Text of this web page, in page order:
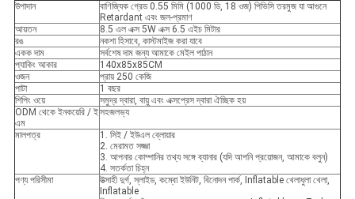
উপাদান
বাণিজ্যিক গ্রেড 0.55 মিমি (1000 ডি, 18 ওজ) পিভিসি তরমুজ যা আগুনে
Retardant এবং জল-প্রমাণ
আয়তন
8.5 এল এক্স 5W এক্স 6.5 এইচ মিটার
রঙ
নকশা হিসাবে, কাস্টমাইজ করা যাবে
একক দাম
সর্বশেষ দাম জন্য আমাকে মেইল ​​পাঠান
প্যাকিং আকার
140x85x85CM
ওজন
প্রায় 250 কেজি
পাটা
1 বছর
শিপিং ওয়ে
সমুদ্র দ্বারা, বায়ু এবং এক্সপ্রেস দ্বারা ঐচ্ছিক হয়
ODM থেকে ইনকয়েরি / ই
এম
সহজলভ্য
মালপত্র
1. সিই / ইউএল ব্লোয়ার
2. মেরামত সজ্জা
3. আপনার কোম্পানির তথ্য সঙ্গে ব্যানার (যদি আপনি প্রয়োজন, আমাকে বলুন)
4. সতর্কতা চিহ্ন
পণ্য পরিসীমা
উত্সাহী দুর্গ, স্লাইড, কম্বো ইউনিট, বিনোদন পার্ক, Inflatable খেলাধুলা খেলা,
Inflatable